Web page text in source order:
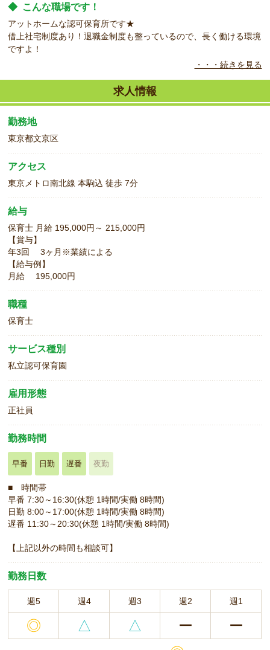
◆ こんな職場です！
アットホームな認可保育所です★
借上社宅制度あり！退職金制度も整っているので、長く働ける環境
ですよ！
職業紹介なので、当社が面接から入社まで二人三脚でお手伝いしま
心です！
・・・続きを見る
求人情報
勤務地
東京都文京区
アクセス
東京メトロ南北線 本駒込 徒歩 7分
給与
保育士 月給 195,000円～ 215,000円
【賞与】
年3回 3ヶ月※業績による
【給与例】
月給 195,000円
職種
保育士
サービス種別
私立認可保育園
雇用形態
正社員
勤務時間
早番 日勤 遅番 夜勤
■ 時間帯
早番 7:30～16:30(休憩 1時間/実働 8時間)
日勤 8:00～17:00(休憩 1時間/実働 8時間)
遅番 11:30～20:30(休憩 1時間/実働 8時間)
【上記以外の時間も相談可】
勤務日数
週5 週4 週3 週2 週1
◎ △ △ ー ー